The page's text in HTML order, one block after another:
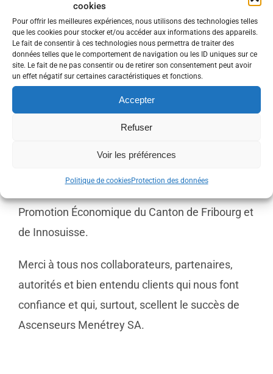
cookies
Pour offrir les meilleures expériences, nous utilisons des technologies telles
que les cookies pour stocker et/ou accéder aux informations des appareils.
Le fait de consentir à ces technologies nous permettra de traiter des
données telles que le comportement de navigation ou les ID uniques sur ce
site. Le fait de ne pas consentir ou de retirer son consentement peut avoir
un effet négatif sur certaines caractéristiques et fonctions.
Accepter
Refuser
Voir les préférences
Politique de cookiesProtection des données
verdict est enfin tombé. Avec beaucoup
d’émotion et de fierté, les équipes d’Ascenseurs
Menétrey SA remportent le “Prix Entreprise”.
l’engagement sur plus de 3 ans non seulement
des ingénieurs et spécialistes de notre
entreprise, mais également celui des 3 Hautes
Promotion Économique du Canton de Fribourg et
de Innosuisse.
Merci à tous nos collaborateurs, partenaires,
autorités et bien entendu clients qui nous font
confiance et qui, surtout, scellent le succès de
Ascenseurs Menétrey SA.